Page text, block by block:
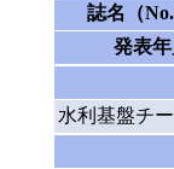
誌名（
発表年
水利基盤チ